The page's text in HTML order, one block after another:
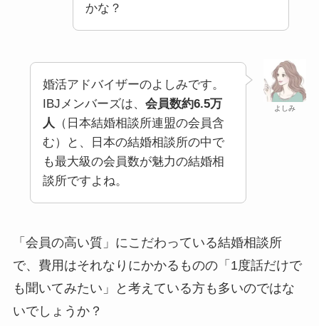
かな？
よしみ
婚活アドバイザーのよしみです。
IBJメンバーズは、 会員数約6.5万
人
（日本結婚相談所連盟の会員含
む）と、日本の結婚相談所の中で
も最大級の会員数が魅力の結婚相
談所ですよね。
「会員の高い質」にこだわっている結婚相談所
で、費用はそれなりにかかるものの「1度話だけで
も聞いてみたい」と考えている方も多いのではな
いでしょうか？